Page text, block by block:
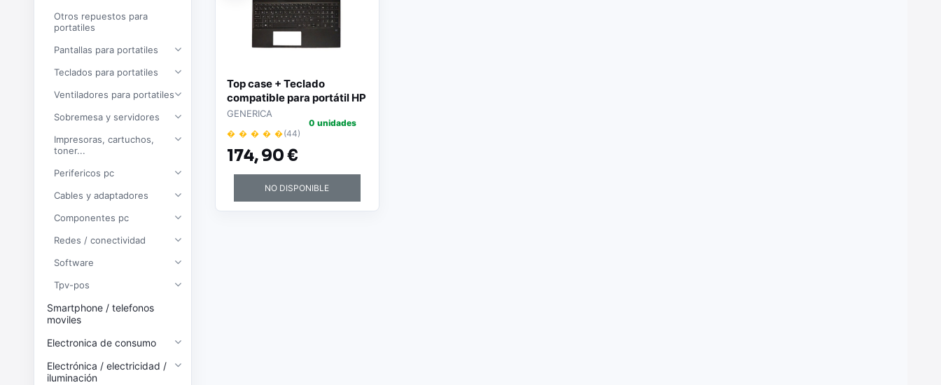
Otros repuestos para
portatiles
Pantallas para portatiles
Teclados para portatiles
Ventiladores para portatiles
Sobremesa y servidores
Impresoras, cartuchos,
toner...
Perifericos pc
Cables y adaptadores
Componentes pc
Redes / conectividad
Software
Tpv-pos
Smartphone / telefonos
moviles
Electronica de consumo
Electrónica / electricidad /
iluminación
Top case + Teclado
compatible para portátil HP
15-EC / L72599-071 /
GENERICA
� � � � �(44)
174,90 €
0 unidades
NO DISPONIBLE